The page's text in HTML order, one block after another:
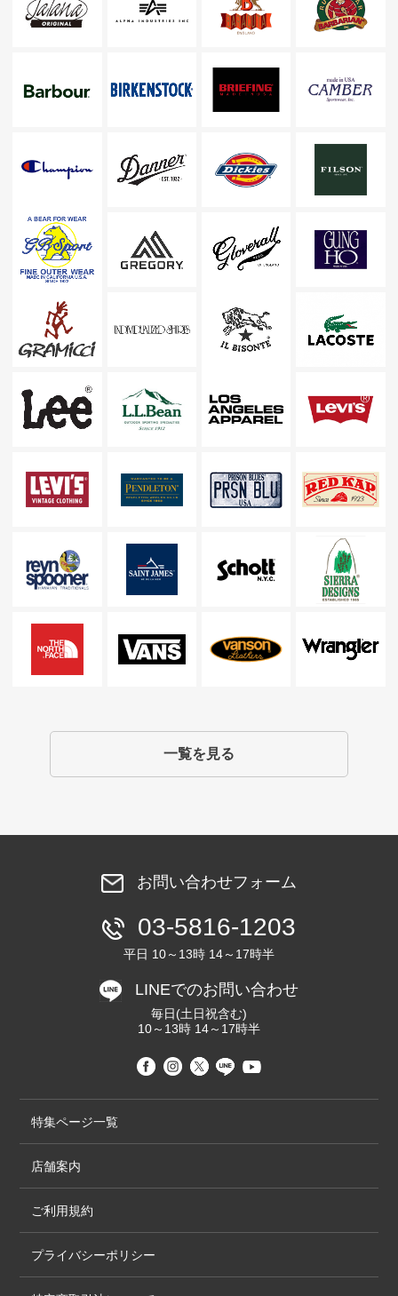
一覧を見る
お問い合わせフォーム
03-5816-1203
平日 10～13時 14～17時半
LINEでのお問い合わせ
毎日(土日祝含む)
10～13時 14～17時半
特集ページ一覧
店舗案内
ご利用規約
プライバシーポリシー